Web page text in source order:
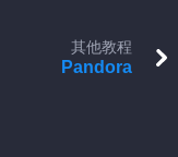
其他教程
Pandora